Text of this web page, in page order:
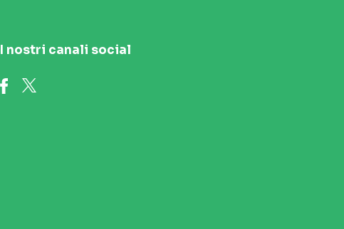
I nostri canali social